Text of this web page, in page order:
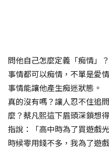
問他自己怎麼定義「痴情」
事情都可以痴情，不單是愛
事情能讓他產生痴迷狀態。
真的沒有嗎？讓人忍不住追
麼？蔡凡熙這下眉頭深鎖想
指說：「高中時為了買遊戲
時候零用錢不多，我為了遊